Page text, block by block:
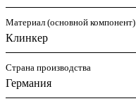
Материал (основной компонент)
Клинкер
Страна производства
Германия